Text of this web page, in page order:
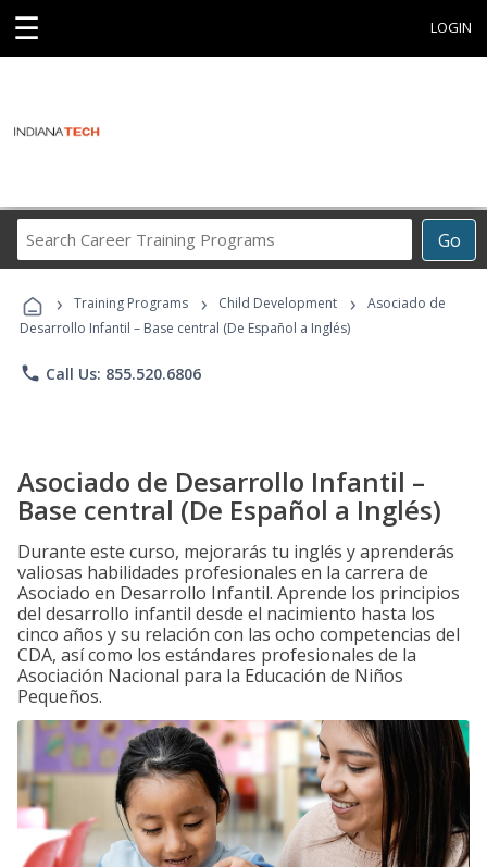
☰ LOGIN
Go
Career
Programs
› Training Programs › Child Development ›
Asociado de
Desarrollo Infantil – Base central (De Español a Inglés)
phone Call Us: 855.520.6806
Asociado de Desarrollo Infantil –
Base central (De Español a Inglés)
Durante este curso, mejorarás tu inglés y aprenderás
valiosas habilidades profesionales en la carrera de
Asociado en Desarrollo Infantil. Aprende los principios
del desarrollo infantil desde el nacimiento hasta los
cinco años y su relación con las ocho competencias del
CDA, así como los estándares profesionales de la
Asociación Nacional para la Educación de Niños
Pequeños.